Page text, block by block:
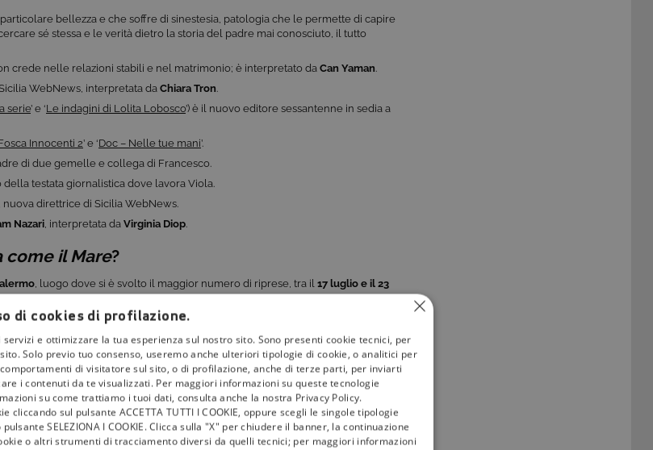
bellezza e che soffre di sinestesia, patologia che le permette di capire
sé stessa e le verità dietro la storia del padre mai conosciuto, il tutto
crede nelle relazioni stabili e nel matrimonio; è interpretato da Can Yaman.
WebNews, interpretata da Chiara Tron.
serie’ e ‘Le indagini di Lolita Lobosco’) è il nuovo editore sessantenne in sedia a
Innocenti 2’ e ‘Doc – Nelle tue mani’.
di due gemelle e collega di Francesco.
testata giornalistica dove lavora Viola.
, nuova direttrice di Sicilia WebNews.
Nazari, interpretata da Virginia Diop.
come il Mare?
, luogo dove si è svolto il maggior numero di riprese, tra il 17 luglio e il 23
Viola Vitaleha e che le consente capire i veri sentimenti delle persone
che può influenzare i sensi in modi unici per chi ne è affetto. Una simile
protagonista possiede e il suo peculiare modo di percepire il mondo che la
di cookies di profilazione.
e ottimizzare la tua esperienza sul nostro sito. Sono presenti cookie tecnici, per
Solo previo tuo consenso, useremo anche ulteriori tipologie di cookie, o analitici per
di visitatore sul sito, o di profilazione, anche di terze parti, per inviarti
i contenuti da te visualizzati. Per maggiori informazioni su queste tecnologie
su come trattiamo i tuoi dati, consulta anche la nostra Privacy Policy.
cliccando sul pulsante ACCETTA TUTTI I COOKIE, oppure scegli le singole tipologie
SELEZIONA I COOKIE. Clicca sulla "X" per chiudere il banner, la continuazione
o altri strumenti di tracciamento diversi da quelli tecnici; per maggiori informazioni